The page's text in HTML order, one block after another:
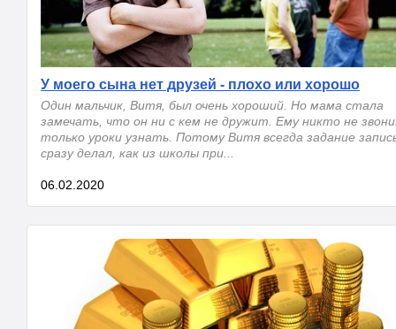
У моего сына нет друзей - плохо или хорошо
Один мальчик, Витя, был очень хороший. Но мама стала
замечать, что он ни с кем не дружит. Ему никто не
только уроки узнать. Потому Витя всегда задание
сразу делал, как из школы при...
06.02.2020